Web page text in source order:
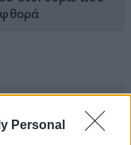
Personal
–
που